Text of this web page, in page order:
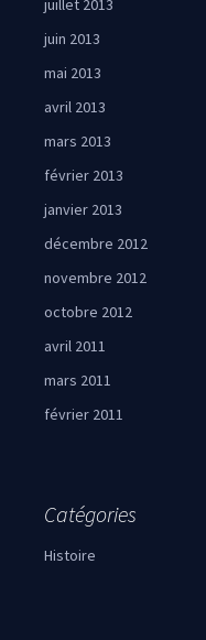
juillet 2013
juin 2013
mai 2013
avril 2013
mars 2013
février 2013
janvier 2013
décembre 2012
novembre 2012
octobre 2012
avril 2011
mars 2011
février 2011
Catégories
Histoire